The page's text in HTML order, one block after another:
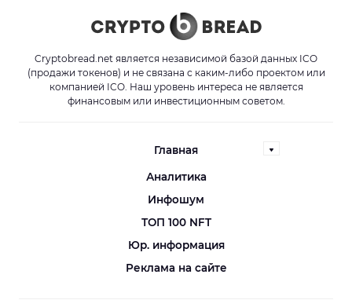
Cryptobread.net является независимой базой данных ICO
(продажи токенов) и не связана с каким-либо проектом или
компанией ICO. Наш уровень интереса не является
финансовым или инвестиционным советом.
Главная
Аналитика
Инфошум
ТОП 100 NFT
Юр. информация
Реклама на сайте